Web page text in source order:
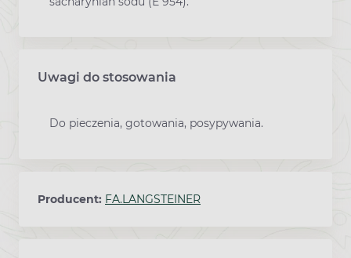
Uwagi do stosowania
Do pieczenia, gotowania, posypywania.
Producent: FA.LANGSTEINER